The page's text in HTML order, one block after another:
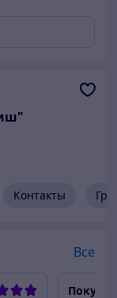
Контакты
Все